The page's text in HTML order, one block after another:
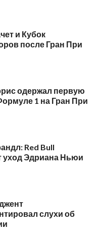
и Кубок
после Гран При
одержал первую
1 на Гран При
Red Bull
уход Эдриана Ньюи
слухи об